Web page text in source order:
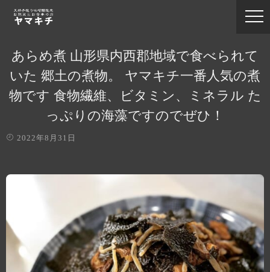
あらめ煮 山形県内西郡地域で食べられて
いた 郷土の煮物。 ヤマキチ一番人気の煮
物です 食物繊維、ビタミン、ミネラル た
っぷりの海藻ですのでぜひ！
2022年8月31日